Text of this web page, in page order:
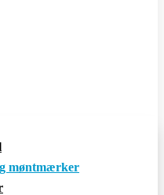
møntmærker